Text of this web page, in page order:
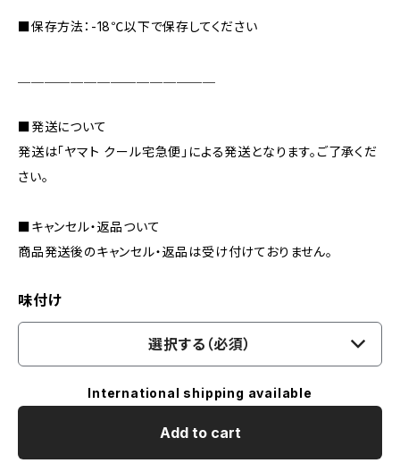
■保存方法：-18℃以下で保存してください
■発送について
発送は「ヤマト クール宅急便」による発送となります。ご了承くだ
さい。
■キャンセル・返品ついて
商品発送後のキャンセル・返品は受け付けておりません。
味付け
選択する（必須）
International shipping available
Add to cart